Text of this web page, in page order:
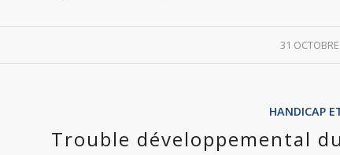
31 /
HANDICAP
Trouble développemental